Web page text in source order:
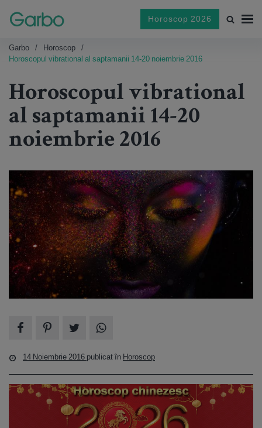
Horoscop 2026
Garbo
Horoscop
Horoscopul vibrational al saptamanii 14-20 noiembrie 2016
Horoscopul vibrational
al saptamanii 14-20
noiembrie 2016
14 Noiembrie 2016 publicat în Horoscop